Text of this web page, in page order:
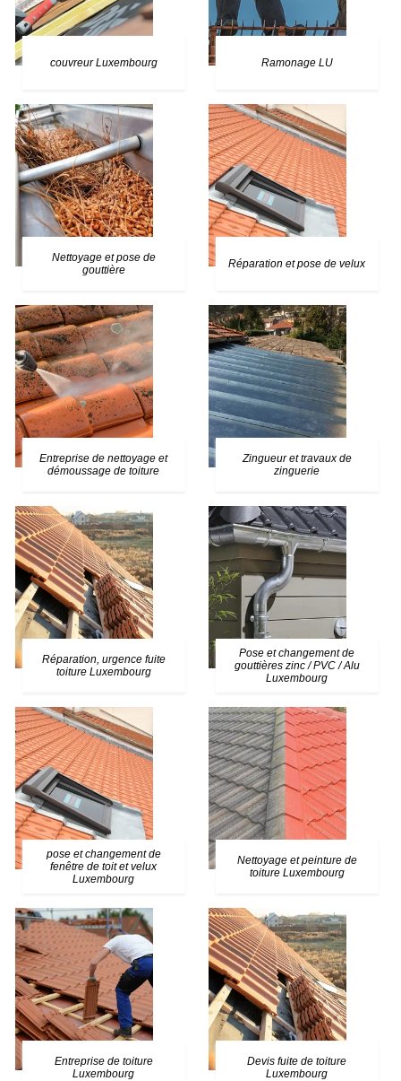
couvreur Luxembourg Ramonage LU
Nettoyage et pose de
gouttière
Réparation et pose de velux
Entreprise de nettoyage et
démoussage de toiture
Zingueur et travaux de
zinguerie
Réparation, urgence fuite
toiture Luxembourg
Pose et changement de
gouttières zinc / PVC / Alu
Luxembourg
pose et changement de
fenêtre de toit et velux
Luxembourg
Nettoyage et peinture de
toiture Luxembourg
Entreprise de toiture
Luxembourg
Devis fuite de toiture
Luxembourg